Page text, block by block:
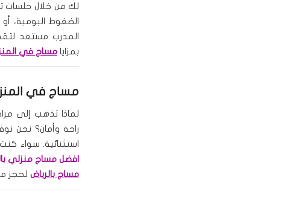
لك من خلال جلسات
الضغوط اليومية،
المدرب مستعد
بمزايا مساج في
مساج في
لماذا تذهب إلى
راحة وأمان؟ نحن
استثنائية. سواء
افضل مساج منزلي
مساج بالرياضلحجز